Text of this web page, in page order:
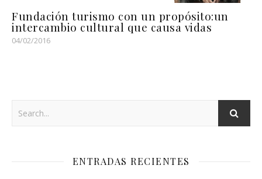
Fundación turismo con un propósito:un
intercambio cultural que causa vidas
04/02/2016
ENTRADAS RECIENTES